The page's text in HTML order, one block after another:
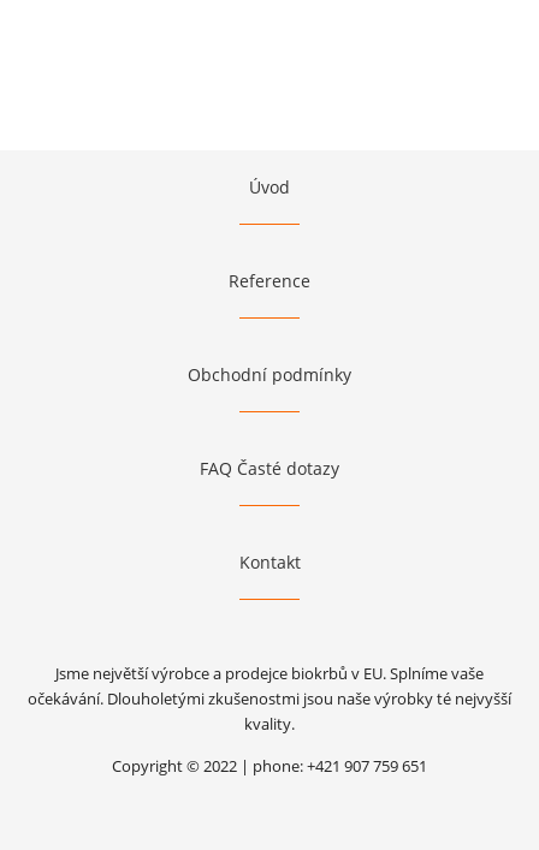
Úvod
Reference
Obchodní podmínky
FAQ Časté dotazy
Kontakt
Jsme největší výrobce a prodejce biokrbů v EU. Splníme vaše
očekávání. Dlouholetými zkušenostmi jsou naše výrobky té nejvyšší
kvality.
Copyright © 2022 | phone: +421 907 759 651